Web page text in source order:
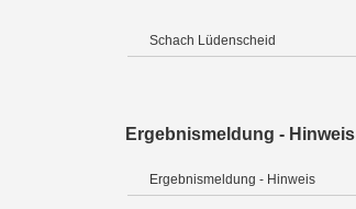
Schach Lüdenscheid
Ergebnismeldung - Hinweis
Ergebnismeldung - Hinweis